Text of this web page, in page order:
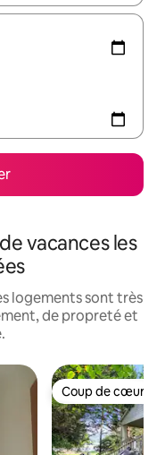
vacances les
logements sont très
de propreté et
Coup de cœur
Coup de cœur